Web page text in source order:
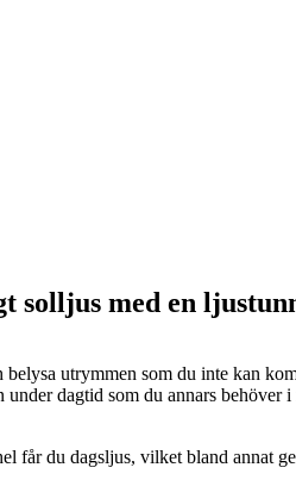
solljus med en
utrymmen som du inte kan
under dagtid som du annars behöver
får du dagsljus, vilket bland annat